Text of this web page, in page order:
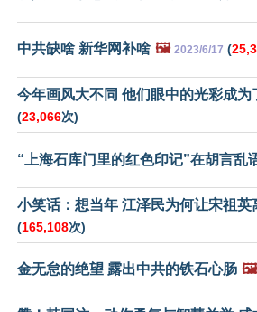
中共缺啥 新华网补啥 🖼️ 2023/6/17 (
今年画风大不同 他们眼中的光彩成为
(23,066次)
“上海石库门里的红色印记”在胡言乱
小笑话：想当年 江泽民为何让宋祖英
(165,108次)
金无怠的绝望 露出中共的铁石心肠 🖼️